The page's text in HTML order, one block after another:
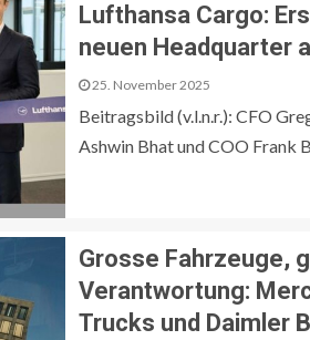
Lufthansa Cargo:
neuen Headquarter
25. November 2025
Beitragsbild (v.l.n.r.): CFO
Ashwin Bhat und COO Frank
Grosse Fahrzeuge,
Verantwortung:
Trucks und Daimler